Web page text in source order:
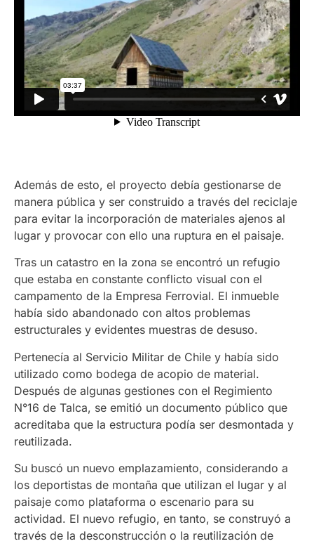
Además de esto, el proyecto debía gestionarse de
manera pública y ser construido a través del reciclaje
para evitar la incorporación de materiales ajenos al
lugar y provocar con ello una ruptura en el paisaje.
Tras un catastro en la zona se encontró un refugio
que estaba en constante conflicto visual con el
campamento de la Empresa Ferrovial. El inmueble
había sido abandonado con altos problemas
estructurales y evidentes muestras de desuso.
Pertenecía al Servicio Militar de Chile y había sido
utilizado como bodega de acopio de material.
Después de algunas gestiones con el Regimiento
N°16 de Talca, se emitió un documento público que
acreditaba que la estructura podía ser desmontada y
reutilizada.
Su buscó un nuevo emplazamiento, considerando a
los deportistas de montaña que utilizan el lugar y al
paisaje como plataforma o escenario para su
actividad. El nuevo refugio, en tanto, se construyó a
través de la desconstrucción o la reutilización de